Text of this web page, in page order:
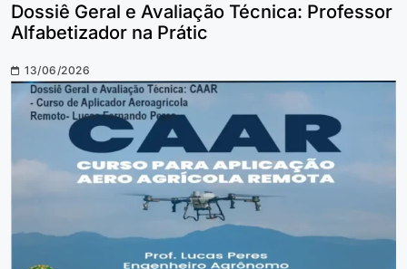
Dossiê Geral e Avaliação Técnica: Professor
Alfabetizador na Prátic
13/06/2026